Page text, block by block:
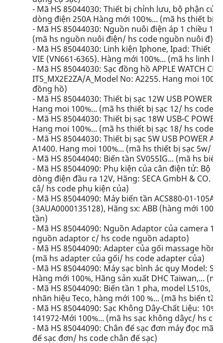
- Mã HS 85044030: Thiết bị chỉnh lưu, bộ phận
dòng điện 250A Hàng mới 100%... (mã hs thiết bị
- Mã HS 85044030: Nguồn nuôi điện áp 1 chiều
(mã hs nguồn nuôi điện/ hs code nguồn nuôi đ)
- Mã HS 85044030: Linh kiện Iphone, Ipad: Thiết bị
VIE (VN661-6365). Hàng mới 100%... (mã hs linh
- Mã HS 85044030: Sạc đồng hồ APPLE WATCH
ITS_MX2E2ZA/A_Model No: A2255. Hang moi
đồng hồ)
- Mã HS 85044030: Thiết bị sạc 12W USB POWER
Hang moi 100%... (mã hs thiết bị sạc 12/ hs code
- Mã HS 85044030: Thiết bị sạc 18W USB-C
Hang moi 100%... (mã hs thiết bị sạc 18/ hs code
- Mã HS 85044030: Thiết bị sạc 5W USB POWER
A1400. Hang moi 100%... (mã hs thiết bị sạc 5w/
- Mã HS 85044040: Biến tần SV055IG... (mã hs
- Mã HS 85044090: Phụ kiện của cân điện tử: Bộ
dòng điện đầu ra 12V, Hãng: SECA GmbH & CO.
câ/ hs code phụ kiện của)
- Mã HS 85044090: Máy biến tần ACS880-01-105A-
(3AUA0000135128), Hãng sx: ABB (hàng mới
tần)
- Mã HS 85044090: Nguồn Adaptor của camera
nguồn adaptor c/ hs code nguồn adapto)
- Mã HS 85044090: Adapter của gối massage
(mã hs adapter của gối/ hs code adapter của)
- Mã HS 85044090: Máy sạc bình ác quy Model:
Hàng mới 100%, Hãng sản xuất DHC Taiwan,...
- Mã HS 85044090: Biến tần 1 pha, model L510s,
nhãn hiệu Teco, hàng mới 100 %... (mã hs biến
- Mã HS 85044090: Sạc Không Dây-Chất Liệu:
141972-Mới 100%... (mã hs sạc không dâyc/ hs
- Mã HS 85044090: Chân đế sạc đơn máy đọc mã
đế sạc đơn/ hs code chân đế sạc)